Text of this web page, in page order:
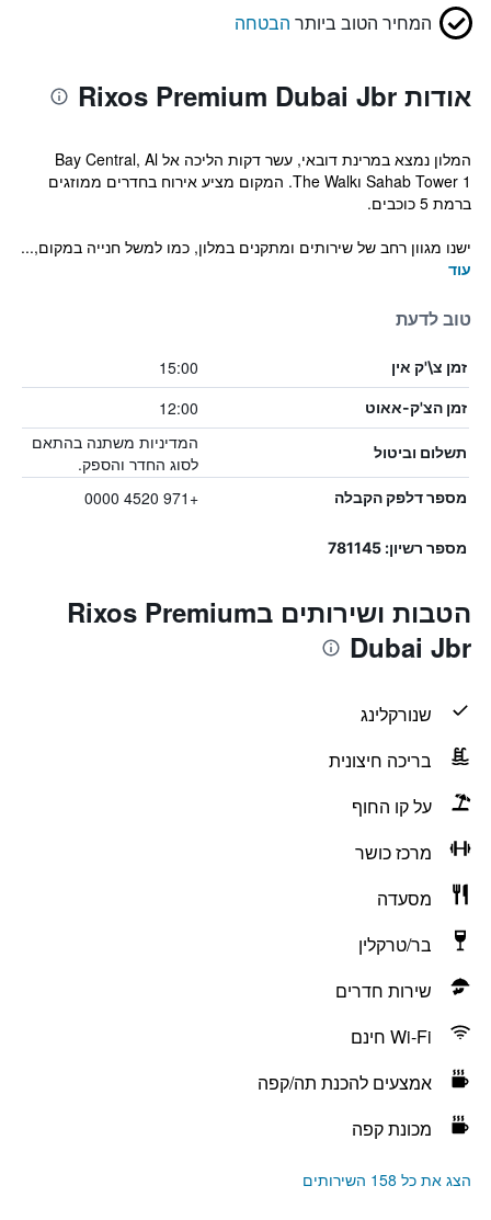
המחיר הטוב ביותר הבטחה
אודות Rixos Premium Dubai Jbr
המלון נמצא במרינת דובאי, עשר דקות הליכה אל Bay Central, Al
Sahab Tower 1 וThe Walk. המקום מציע אירוח בחדרים ממוזגים
ברמת 5 כוכבים.
ישנו מגוון רחב של שירותים ומתקנים במלון, כמו למשל חנייה במקום,...
עוד
טוב לדעת
זמן צ\'ק אין 15:00
זמן הצ'ק-אאוט 12:00
תשלום וביטול
המדיניות משתנה בהתאם
לסוג החדר והספק.
מספר דלפק הקבלה +971 4520 0000
מספר רשיון: 781145
הטבות ושירותים בRixos Premium
Dubai Jbr
שנורקלינג
בריכה חיצונית
על קו החוף
מרכז כושר
מסעדה
בר/טרקלין
שירות חדרים
Wi-Fi חינם
אמצעים להכנת תה/קפה
מכונת קפה
הצג את כל 158 השירותים